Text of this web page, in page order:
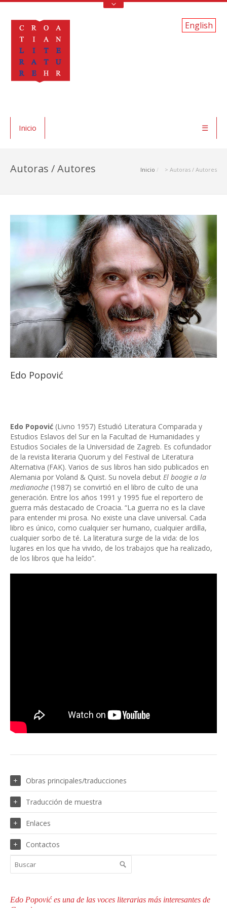
English
Inicio ☰
Inicio > Autoras / Autores
Autoras / Autores
Edo Popović
Edo Popović (Livno 1957) Estudió Literatura Comparada y
Estudios Eslavos del Sur en la Facultad de Humanidades y
Estudios Sociales de la Universidad de Zagreb. Es cofundador
de la revista literaria Quorum y del Festival de Literatura
Alternativa (FAK). Varios de sus libros han sido publicados en
Alemania por Voland & Quist. Su novela debut El boogie a la
medianoche (1987) se convirtió en el libro de culto de una
generación. Entre los años 1991 y 1995 fue el reportero de
guerra más destacado de Croacia. “La guerra no es la clave
para entender mi prosa. No existe una clave universal. Cada
libro es único, como cualquier ser humano, cualquier ardilla,
cualquier sorbo de té. La literatura surge de la vida: de los
lugares en los que ha vivido, de los trabajos que ha realizado,
de los libros que ha leído”.
Obras principales/traducciones
Traducción de muestra
Enlaces
Contactos
Edo Popović es una de las voces literarias más interesantes de